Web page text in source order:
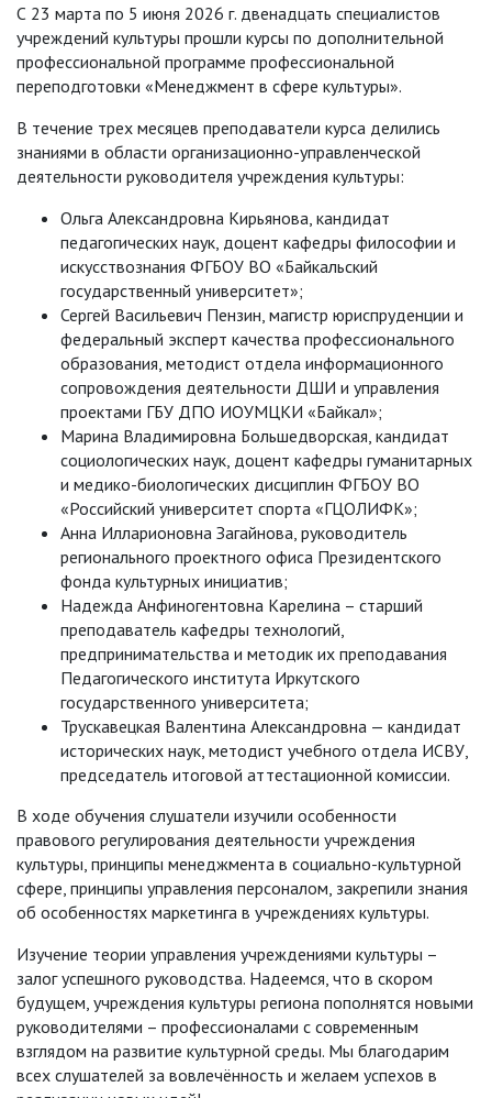
С 23 марта по 5 июня 2026 г. двенадцать специалистов
учреждений культуры прошли курсы по дополнительной
профессиональной программе профессиональной
переподготовки «Менеджмент в сфере культуры».
В течение трех месяцев преподаватели курса делились
знаниями в области организационно-управленческой
деятельности руководителя учреждения культуры:
Ольга Александровна Кирьянова, кандидат
педагогических наук, доцент кафедры философии и
искусствознания ФГБОУ ВО «Байкальский
государственный университет»;
Сергей Васильевич Пензин, магистр юриспруденции и
федеральный эксперт качества профессионального
образования, методист отдела информационного
сопровождения деятельности ДШИ и управления
проектами ГБУ ДПО ИОУМЦКИ «Байкал»;
Марина Владимировна Большедворская, кандидат
социологических наук, доцент кафедры гуманитарных
и медико-биологических дисциплин ФГБОУ ВО
«Российский университет спорта «ГЦОЛИФК»;
Анна Илларионовна Загайнова, руководитель
регионального проектного офиса Президентского
фонда культурных инициатив;
Надежда Анфиногентовна Карелина – старший
преподаватель кафедры технологий,
предпринимательства и методик их преподавания
Педагогического института Иркутского
государственного университета;
Трускавецкая Валентина Александровна — кандидат
исторических наук, методист учебного отдела ИСВУ,
председатель итоговой аттестационной комиссии.
В ходе обучения слушатели изучили особенности
правового регулирования деятельности учреждения
культуры, принципы менеджмента в социально-культурной
сфере, принципы управления персоналом, закрепили знания
об особенностях маркетинга в учреждениях культуры.
Изучение теории управления учреждениями культуры –
залог успешного руководства. Надеемся, что в скором
будущем, учреждения культуры региона пополнятся новыми
руководителями – профессионалами с современным
взглядом на развитие культурной среды. Мы благодарим
всех слушателей за вовлечённость и желаем успехов в